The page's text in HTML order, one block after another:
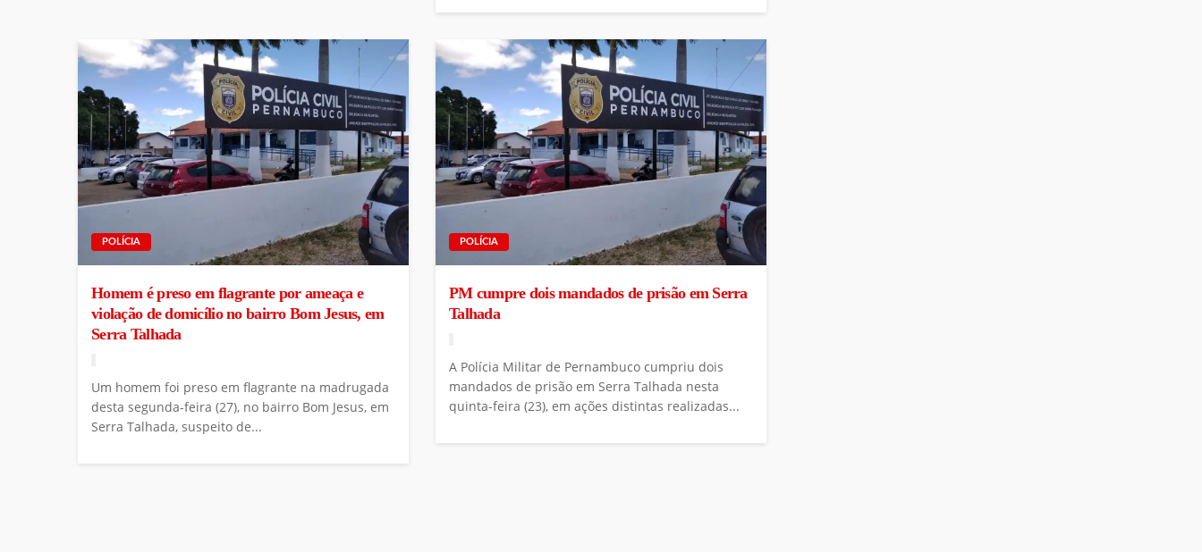
POLÍCIA
Homem é preso em flagrante por ameaça e
violação de domicílio no bairro Bom Jesus, em
Serra Talhada
Um homem foi preso em flagrante na madrugada
desta segunda-feira (27), no bairro Bom Jesus, em
Serra Talhada, suspeito de...
POLÍCIA
PM cumpre dois mandados de prisão em Serra
Talhada
A Polícia Militar de Pernambuco cumpriu dois
mandados de prisão em Serra Talhada nesta
quinta-feira (23), em ações distintas realizadas...